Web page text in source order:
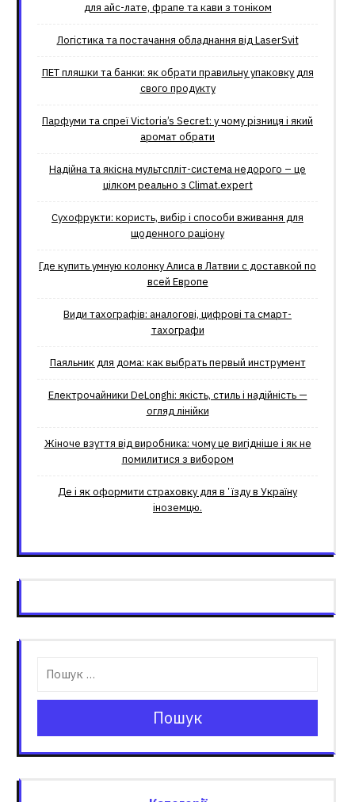
для айс-лате, фрапе та кави з тоніком
Логістика та постачання обладнання від LaserSvit
ПЕТ пляшки та банки: як обрати правильну упаковку для
свого продукту
Парфуми та спреї Victoria’s Secret: у чому різниця і який
аромат обрати
Надійна та якісна мультспліт-система недорого – це
цілком реально з Climat.еxpert
Сухофрукти: користь, вибір і способи вживання для
щоденного раціону
Где купить умную колонку Алиса в Латвии с доставкой по
всей Европе
Види тахографів: аналогові, цифрові та смарт-
тахографи
Паяльник для дома: как выбрать первый инструмент
Електрочайники DeLonghi: якість, стиль і надійність —
огляд лінійки
Жіноче взуття від виробника: чому це вигідніше і як не
помилитися з вибором
Де і як оформити страховку для вʼїзду в Україну
іноземцю.
Пошук